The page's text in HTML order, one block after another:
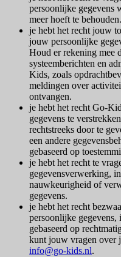
persoonlijke gegevens
meer hoeft te behouden.
je hebt het recht jouw
jouw persoonlijke
Houd er rekening mee
systeemberichten en
Kids, zoals
meldingen over
ontvangen.
je hebt het recht Go-
gegevens te
rechtstreeks door te
een andere
gebaseerd op
je hebt het recht te
gegevensverwerking,
nauwkeurigheid of
gegevens.
je hebt het recht
persoonlijke
gebaseerd op
kunt jouw vragen over
info@go-kids.nl.